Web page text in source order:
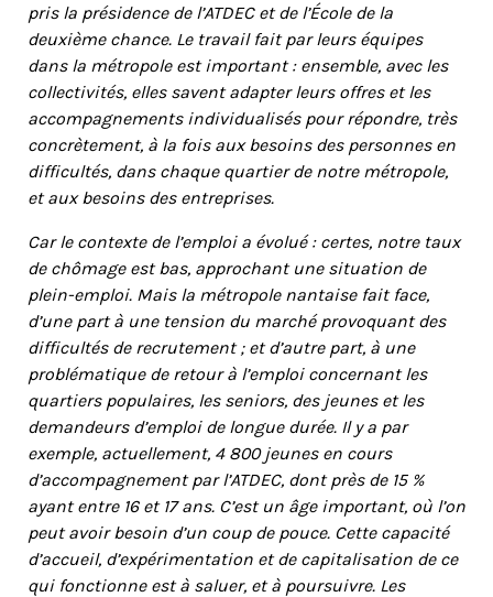
pris la présidence de l’ATDEC et de l’École de la
deuxième chance. Le travail fait par leurs équipes
dans la métropole est important : ensemble, avec les
collectivités, elles savent adapter leurs offres et les
accompagnements individualisés pour répondre, très
concrètement, à la fois aux besoins des personnes en
difficultés, dans chaque quartier de notre métropole,
et aux besoins des entreprises.
Car le contexte de l’emploi a évolué : certes, notre taux
de chômage est bas, approchant une situation de
plein-emploi. Mais la métropole nantaise fait face,
d’une part à une tension du marché provoquant des
difficultés de recrutement ; et d’autre part, à une
problématique de retour à l’emploi concernant les
quartiers populaires, les seniors, des jeunes et les
demandeurs d’emploi de longue durée. Il y a par
exemple, actuellement, 4 800 jeunes en cours
d’accompagnement par l’ATDEC, dont près de 15 %
ayant entre 16 et 17 ans. C’est un âge important, où l’on
peut avoir besoin d’un coup de pouce. Cette capacité
d’accueil, d’expérimentation et de capitalisation de ce
qui fonctionne est à saluer, et à poursuivre. Les